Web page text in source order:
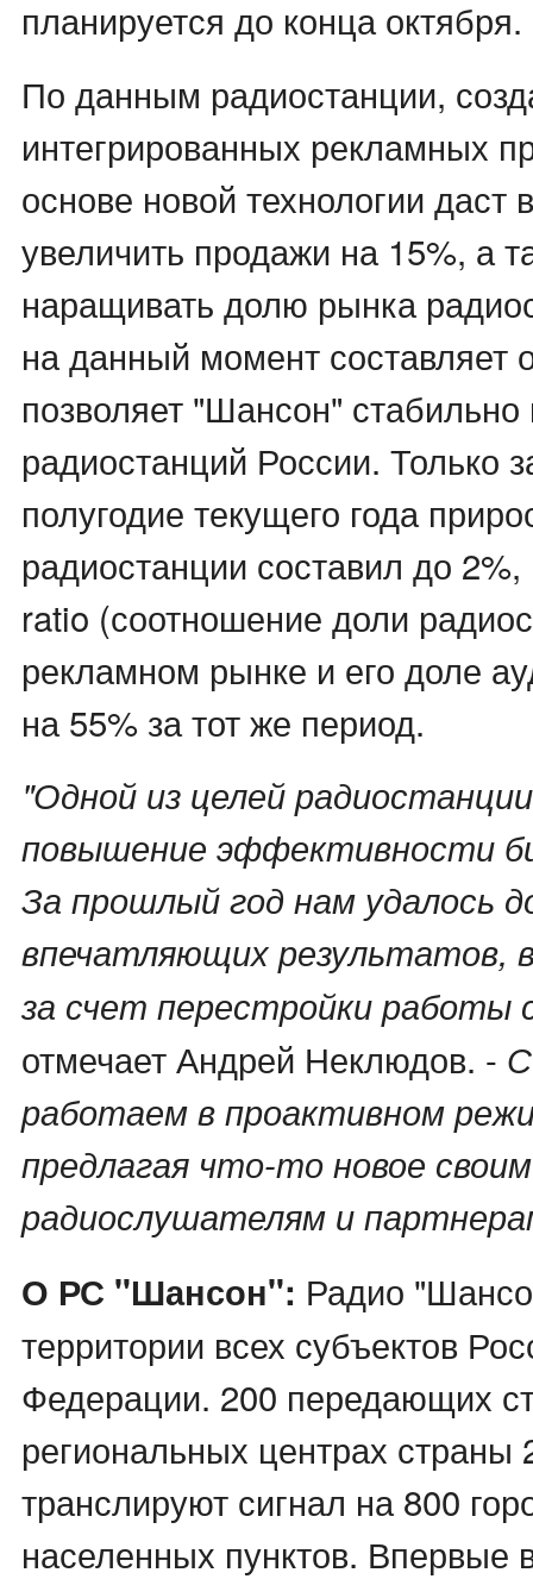
планируется до конца октября.
По данным радиостанции,
интегрированных рекламных
основе новой технологии даст
увеличить продажи на 15%, а
наращивать долю рынка
на данный момент составляет
позволяет "Шансон"
радиостанций России. Только
полугодие текущего года
радиостанции составил до
ratio (соотношение доли
рекламном рынке и его доле
на 55% за тот же период.
"Одной из целей
повышение эффективности
За прошлый год нам удалось
впечатляющих результатов,
за счет перестройки работы
отмечает Андрей Неклюдов. -
работаем в проактивном
предлагая что-то новое своим
радиослушателям и
О РС "Шансон": Радио
территории всех субъектов
Федерации. 200 передающих
региональных центрах страны
транслируют сигнал на 800
населенных пунктов. Впервые